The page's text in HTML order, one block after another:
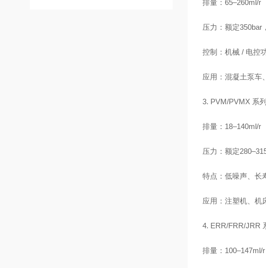
排量：65–260ml/r
压力：额定350bar
控制：机械 / 电控
应用：混凝土泵车
3. PVM/PVMX 系
排量：18–140ml/r
压力：额定
特点：低噪声、长
应用：注塑机、机
4. ERR/FRR/JRR
排量：100–147ml/r